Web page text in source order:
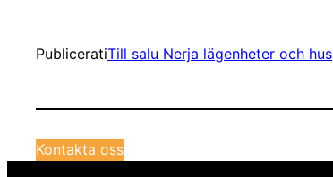
PubliceratiTill salu Nerja lägenheter och hus
Kontakta oss